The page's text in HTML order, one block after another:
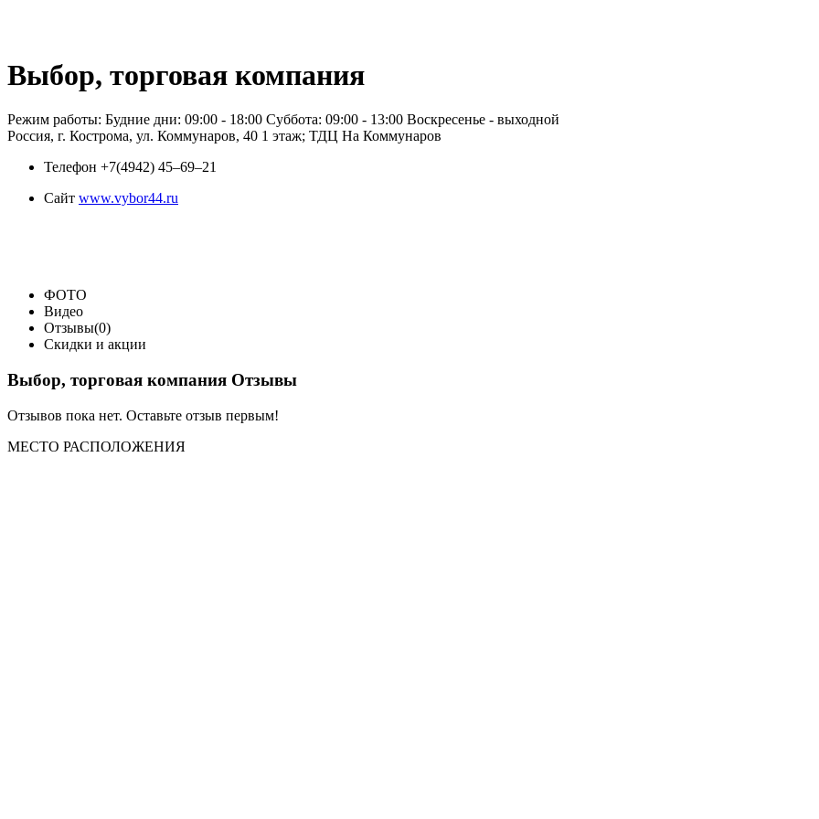
Выбор, торговая компания
Режим работы: Будние дни: 09:00 - 18:00 Суббота: 09:00 - 13:00 Воскресенье - выходной
Россия, г. Кострома, ул. Коммунаров, 40 1 этаж; ТДЦ На Коммунаров
Телефон +7(4942) 45‒69‒21
Сайт www.vybor44.ru
ФОТО
Видео
Отзывы(0)
Скидки и акции
Выбор, торговая компания Отзывы
Отзывов пока нет. Оставьте отзыв первым!
МЕСТО РАСПОЛОЖЕНИЯ